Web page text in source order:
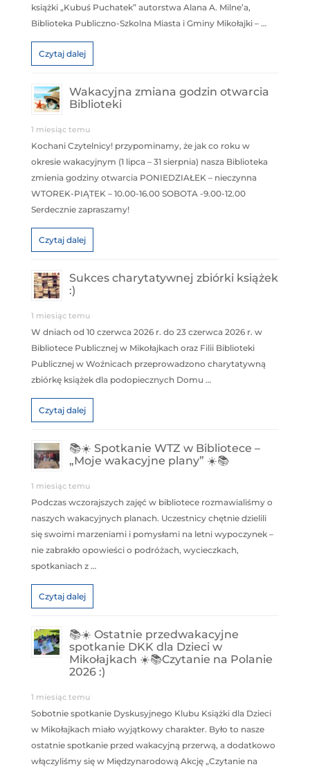
książki „Kubuś Puchatek” autorstwa Alana A. Milne’a,
Biblioteka Publiczno-Szkolna Miasta i Gminy Mikołajki – …
Czytaj dalej
Wakacyjna zmiana godzin otwarcia
Biblioteki
1 miesiąc temu
Kochani Czytelnicy! przypominamy, że jak co roku w
okresie wakacyjnym (1 lipca – 31 sierpnia) nasza Biblioteka
zmienia godziny otwarcia PONIEDZIAŁEK – nieczynna
WTOREK-PIĄTEK – 10.00-16.00 SOBOTA -9.00-12.00
Serdecznie zapraszamy!
Czytaj dalej
Sukces charytatywnej zbiórki książek
:)
1 miesiąc temu
W dniach od 10 czerwca 2026 r. do 23 czerwca 2026 r. w
Bibliotece Publicznej w Mikołajkach oraz Filii Biblioteki
Publicznej w Woźnicach przeprowadzono charytatywną
zbiórkę książek dla podopiecznych Domu …
Czytaj dalej
📚☀️ Spotkanie WTZ w Bibliotece –
„Moje wakacyjne plany” ☀️📚
1 miesiąc temu
Podczas wczorajszych zajęć w bibliotece rozmawialiśmy o
naszych wakacyjnych planach. Uczestnicy chętnie dzielili
się swoimi marzeniami i pomysłami na letni wypoczynek –
nie zabrakło opowieści o podróżach, wycieczkach,
spotkaniach z …
Czytaj dalej
📚☀️ Ostatnie przedwakacyjne
spotkanie DKK dla Dzieci w
Mikołajkach ☀️📚Czytanie na Polanie
2026 :)
1 miesiąc temu
Sobotnie spotkanie Dyskusyjnego Klubu Książki dla Dzieci
w Mikołajkach miało wyjątkowy charakter. Było to nasze
ostatnie spotkanie przed wakacyjną przerwą, a dodatkowo
włączyliśmy się w Międzynarodową Akcję „Czytanie na